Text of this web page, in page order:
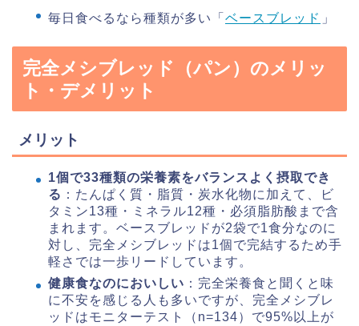
毎日食べるなら種類が多い「 ベースブレッド 」
完全メシブレッド（パン）のメリッ
ト・デメリット
メリット
1個で33種類の栄養素をバランスよく摂取でき
る ：たんぱく質・脂質・炭水化物に加えて、ビ
タミン13種・ミネラル12種・必須脂肪酸まで含
まれます。ベースブレッドが2袋で1食分なのに
対し、完全メシブレッドは1個で完結するため手
軽さでは一歩リードしています。
健康食なのにおいしい ：完全栄養食と聞くと味
に不安を感じる人も多いですが、完全メシブレ
ッドはモニターテスト（n=134）で95%以上が